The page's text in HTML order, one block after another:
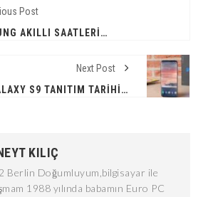
Post
SAMSUNG AKILLI SAATLERIN EN BÜYÜK PROBLEMINI ÇÖZÜYOR!
Next Post
GALAXY S9 TANITIM TARIHI AÇIKLANDI!
KILIÇ
Berlin Doğumluyum,bilgisayar ile
1988 yılında babamın Euro PC